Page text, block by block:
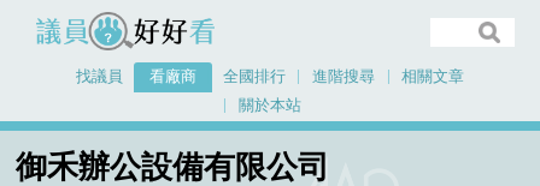
議員好好看
找議員 看廠商 全國排行 進階搜尋
相關文章
關於本站
御禾辦公設備有限公司